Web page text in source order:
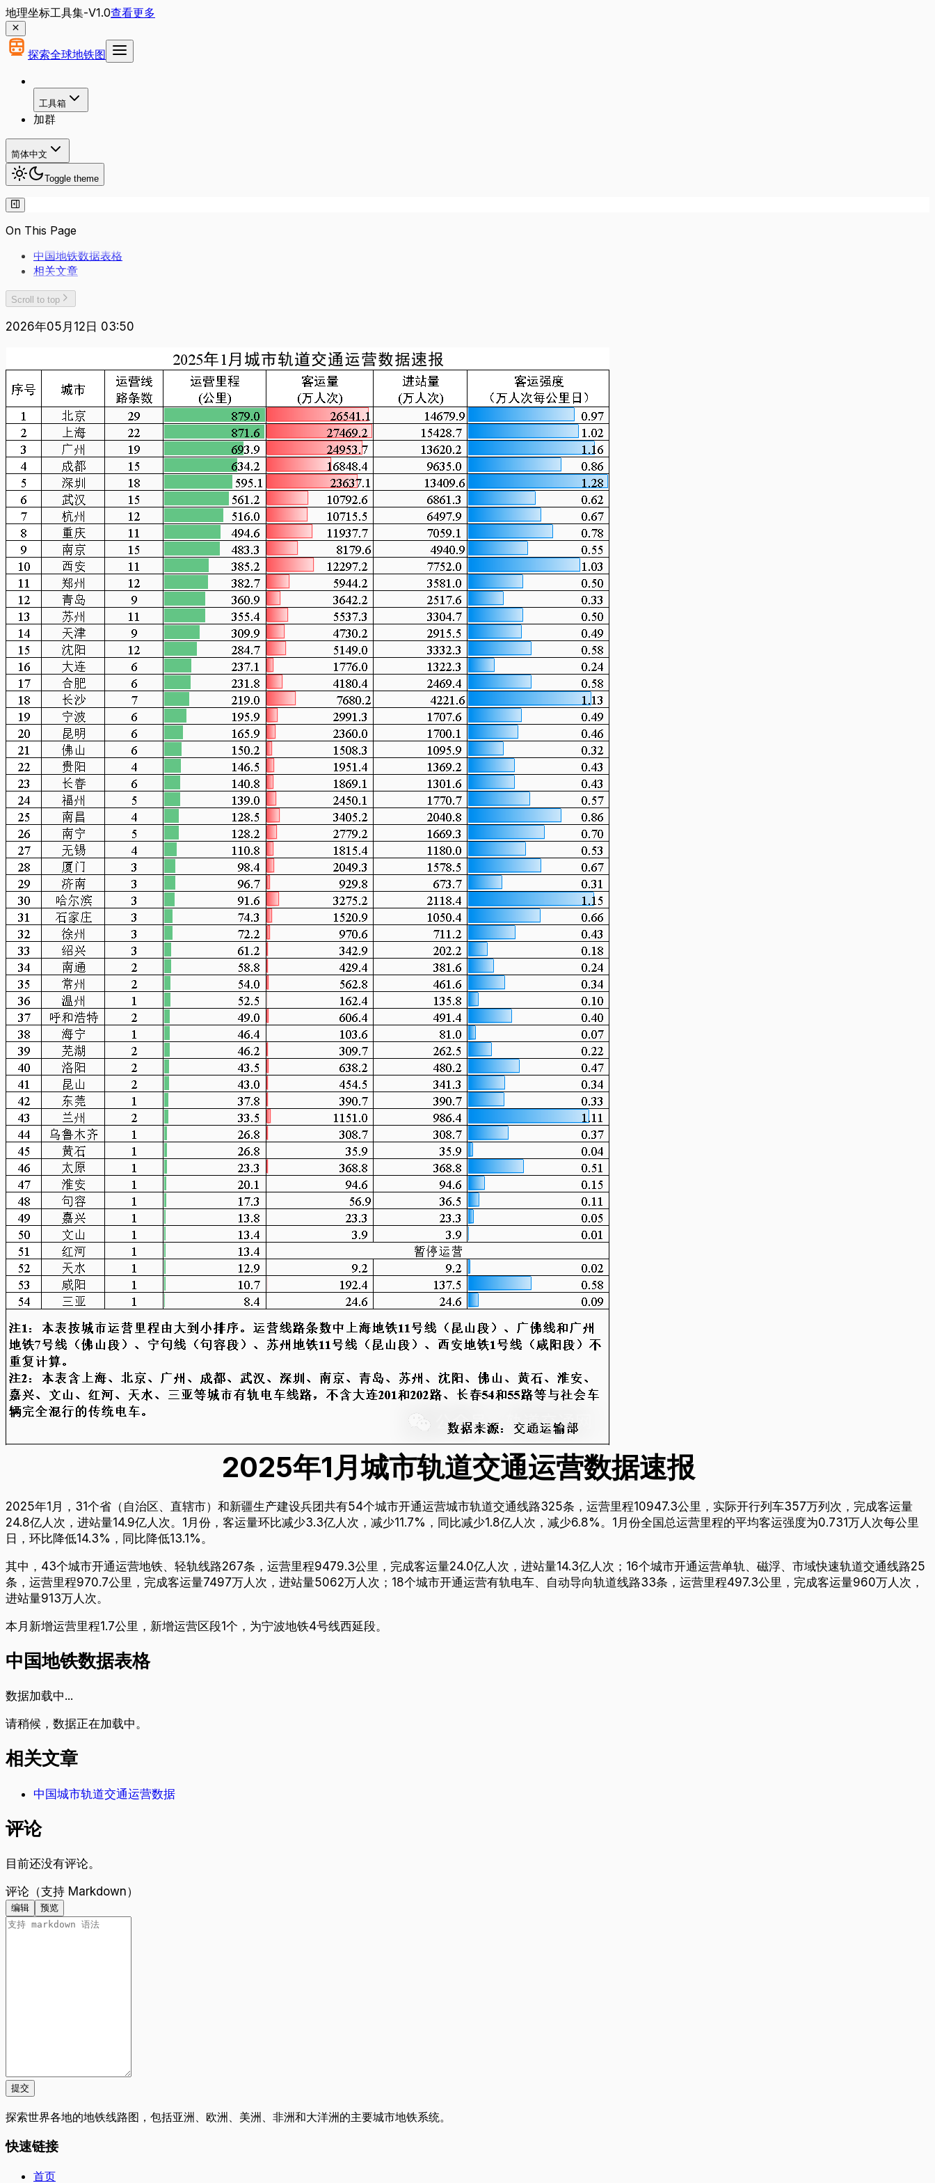
地理坐标工具集-V1.0查看更多
探索全球地铁图
工具箱
加群
简体中文
Toggle theme
On This Page
中国地铁数据表格
相关文章
Scroll to top
2026年05月12日 03:50
2025年1月城市轨道交通运营数据速报
2025年1月，31个省（自治区、直辖市）和新疆生产建设兵团共有54个城市开通运营城市轨道交通线路325条，运营里程10947.3公里，实际开行列车357万列次，完成客运量
24.8亿人次，进站量14.9亿人次。1月份，客运量环比减少3.3亿人次，减少11.7%，同比减少1.8亿人次，减少6.8%。1月份全国总运营里程的平均客运强度为0.731万人次每公里
日，环比降低14.3%，同比降低13.1%。
其中，43个城市开通运营地铁、轻轨线路267条，运营里程9479.3公里，完成客运量24.0亿人次，进站量14.3亿人次；16个城市开通运营单轨、磁浮、市域快速轨道交通线路25
条，运营里程970.7公里，完成客运量7497万人次，进站量5062万人次；18个城市开通运营有轨电车、自动导向轨道线路33条，运营里程497.3公里，完成客运量960万人次，
进站量913万人次。
本月新增运营里程1.7公里，新增运营区段1个，为宁波地铁4号线西延段。
中国地铁数据表格
数据加载中...
请稍候，数据正在加载中。
相关文章
中国城市轨道交通运营数据
评论
目前还没有评论。
评论（支持 Markdown）
编辑 预览
提交
探索世界各地的地铁线路图，包括亚洲、欧洲、美洲、非洲和大洋洲的主要城市地铁系统。
快速链接
首页